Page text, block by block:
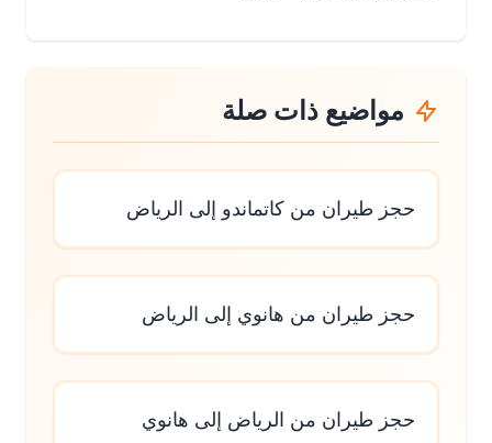
مواضيع ذات صلة
حجز طيران من كاتماندو إلى الرياض
حجز طيران من هانوي إلى الرياض
حجز طيران من الرياض إلى هانوي